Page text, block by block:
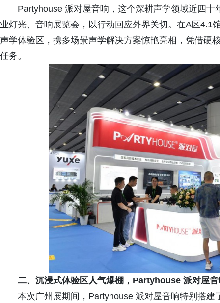
Partyhouse 派对屋音响，这个深耕声学领域近四
业灯光、音响展览会，以行动回应外界关切。在A区4.1
声学体验区，携多场景声学解决方案惊艳亮相，凭借硬
任务。
二、 沉浸式体验区人气爆棚，Partyhouse 派对屋
本次广州展期间，Partyhouse 派对屋音响特别搭